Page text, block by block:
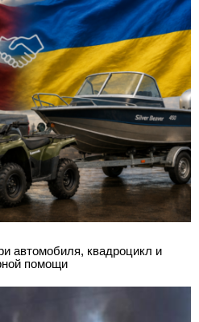
автомобиля, квадроцикл и
помощи